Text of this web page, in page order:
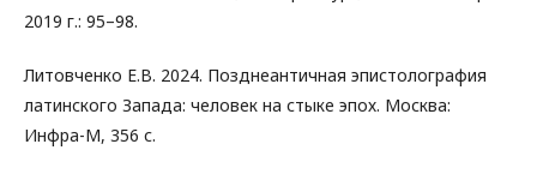
2019 г.: 95–98.
Литовченко Е.В. 2024. Позднеантичная эпистолография
латинского Запада: человек на стыке эпох. Москва:
Инфра-М, 356 с.